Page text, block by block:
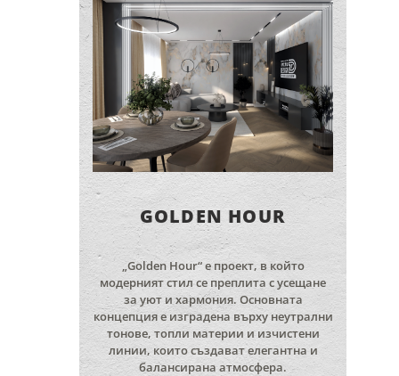
GOLDEN HOUR
„Golden Hour“ е проект, в който
модерният стил се преплита с усещане
за уют и хармония. Основната
концепция е изградена върху неутрални
тонове, топли материи и изчистени
линии, които създават елегантна и
балансирана атмосфера.